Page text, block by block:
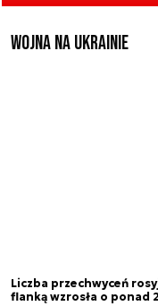
Wojna na Ukrainie
Liczba przechwyceń
flanką wzrosła o ponad